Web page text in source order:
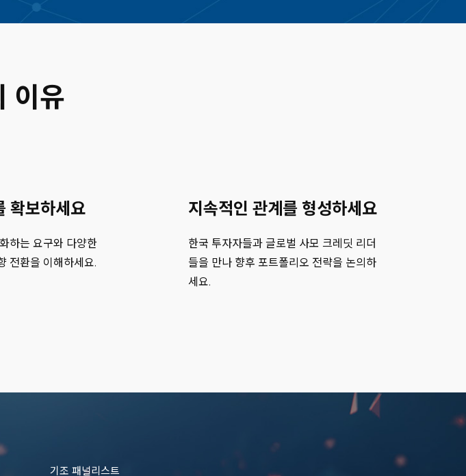
KB Life Insurance
Korea Post Savings
Northleaf Capital Partners
Nuveen
CapitaLand Fund Management
이유
확보하세요
하는 요구와 다양한
전환을 이해하세요.
지속적인 관계를 형성하세요
한국 투자자들과 글로벌 사모 크레딧 리더
들을 만나 향후 포트폴리오 전략을 논의하
세요.
기조 패널리스트